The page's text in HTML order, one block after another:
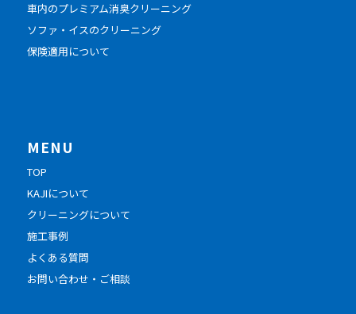
車内のプレミアム消臭クリーニング
ソファ・イスのクリーニング
保険適用について
MENU
TOP
KAJIについて
クリーニングについて
施工事例
よくある質問
お問い合わせ・ご相談